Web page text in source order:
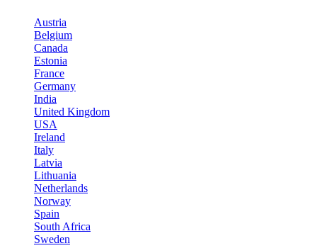
Austria
Belgium
Canada
Estonia
France
Germany
India
United Kingdom
USA
Ireland
Italy
Latvia
Lithuania
Netherlands
Norway
Spain
South Africa
Sweden